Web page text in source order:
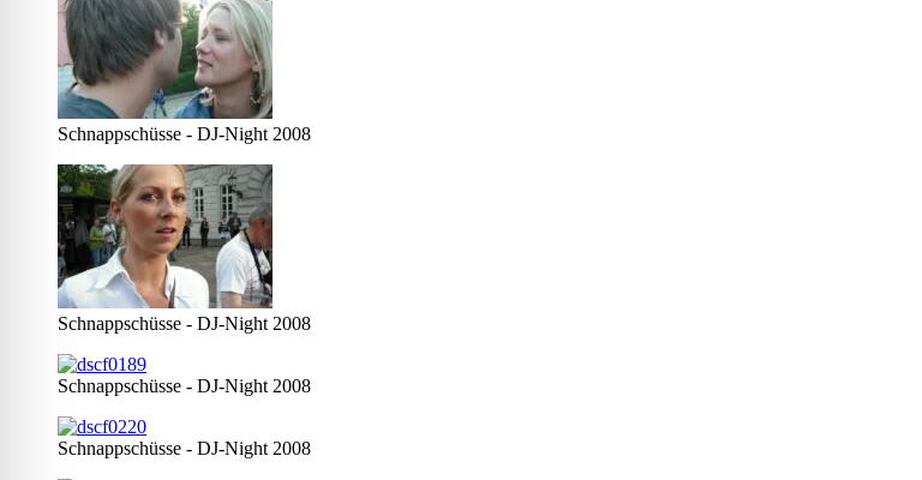
Schnappschüsse - DJ-Night 2008
Schnappschüsse - DJ-Night 2008
Schnappschüsse - DJ-Night 2008
Schnappschüsse - DJ-Night 2008